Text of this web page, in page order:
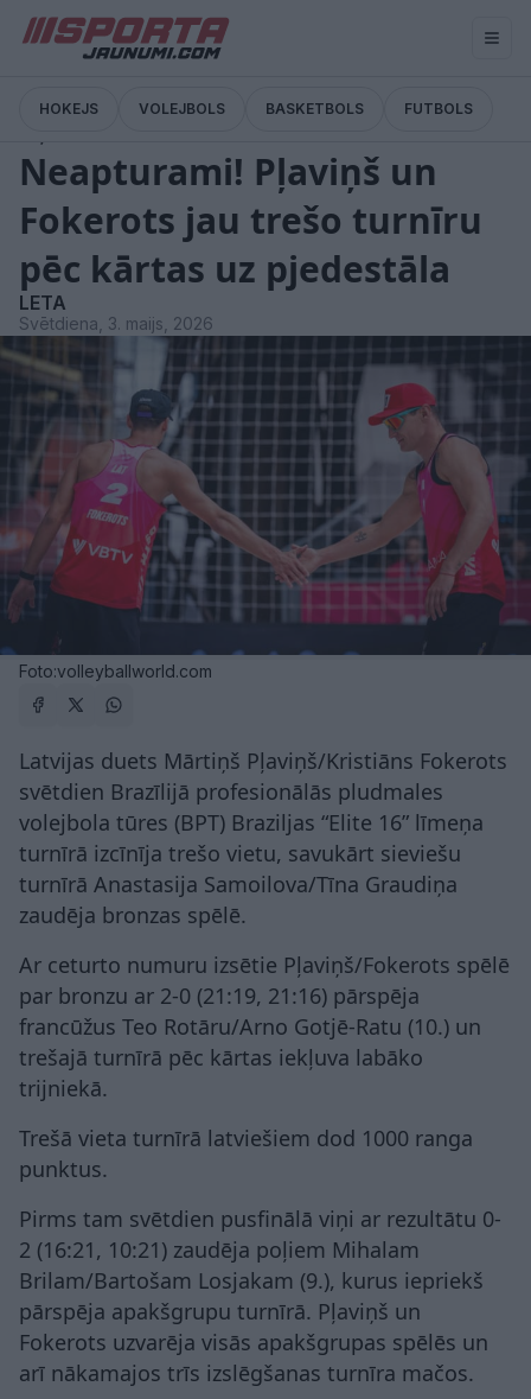
HOKEJS VOLEJBOLS BASKETBOLS FUTBOLS
Neapturami! Pļaviņš un
Fokerots jau trešo turnīru
pēc kārtas uz pjedestāla
LETA
Svētdiena, 3. maijs, 2026
Foto:volleyballworld.com
Latvijas duets Mārtiņš Pļaviņš/Kristiāns Fokerots
svētdien Brazīlijā profesionālās pludmales
volejbola tūres (BPT) Braziljas “Elite 16” līmeņa
turnīrā izcīnīja trešo vietu, savukārt sieviešu
turnīrā Anastasija Samoilova/Tīna Graudiņa
zaudēja bronzas spēlē.
Ar ceturto numuru izsētie Pļaviņš/Fokerots spēlē
par bronzu ar 2-0 (21:19, 21:16) pārspēja
francūžus Teo Rotāru/Arno Gotjē-Ratu (10.) un
trešajā turnīrā pēc kārtas iekļuva labāko
trijniekā.
Trešā vieta turnīrā latviešiem dod 1000 ranga
punktus.
Pirms tam svētdien pusfinālā viņi ar rezultātu 0-
2 (16:21, 10:21) zaudēja poļiem Mihalam
Brilam/Bartošam Losjakam (9.), kurus iepriekš
pārspēja apakšgrupu turnīrā. Pļaviņš un
Fokerots uzvarēja visās apakšgrupas spēlēs un
arī nākamajos trīs izslēgšanas turnīra mačos.